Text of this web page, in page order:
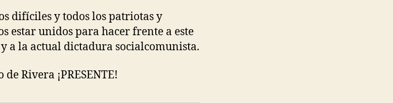
difíciles y todos los patriotas y
estar unidos para hacer frente a este
a la actual dictadura socialcomunista.
Rivera ¡PRESENTE!